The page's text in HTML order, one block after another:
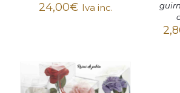
24,00€ Iva inc.